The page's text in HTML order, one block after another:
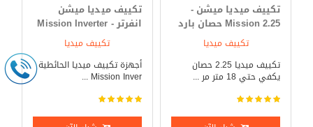
تكييف ميديا ميشن -
Mission 2.25 حصان بارد
تكييف ميديا
تكييف ميديا 2.25 حصان
يكفي حتي 18 متر مر ...
تكييف ميديا ميشن
انفرتر - Mission Inverter
تكييف ميديا
أجهزة تكييف ميديا الحائطية
Mission Inver ...